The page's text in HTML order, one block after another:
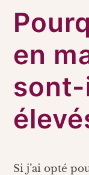
en
Si j’ai opté